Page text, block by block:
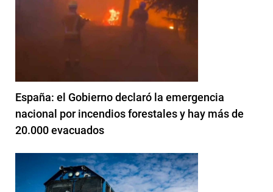
España: el Gobierno declaró la emergencia
nacional por incendios forestales y hay más de
20.000 evacuados